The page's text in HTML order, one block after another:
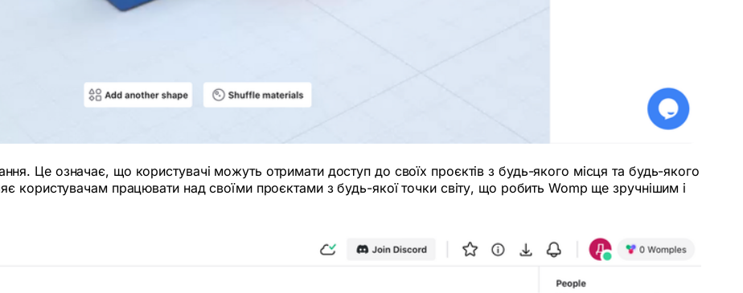
Це означає, що користувачі можуть отримати доступ до своїх проєктів з будь-якого місця та будь-якого
користувачам працювати над своїми проєктами з будь-якої точки світу, що робить Womp ще зручнішим і